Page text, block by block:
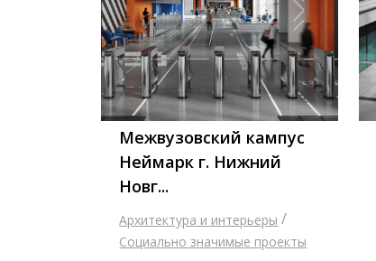
Межвузовский кампус
Неймарк г. Нижний
Новг...
Архитектура и интерьеры /
Социально значимые проекты